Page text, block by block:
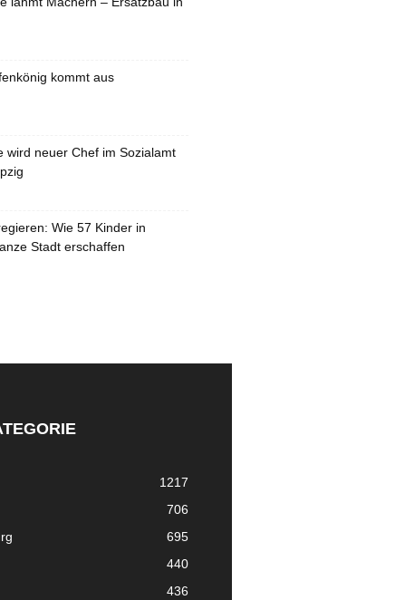
kommt aus
wird neuer Chef im Sozialamt
Wie 57 Kinder in
Stadt erschaffen
1217
706
695
440
436